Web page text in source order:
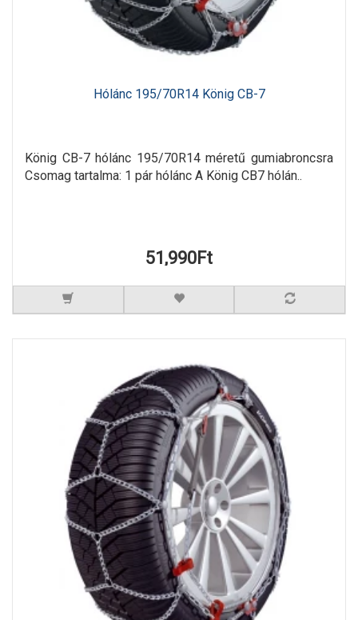
Hólánc 195/70R14 König CB-7
König CB-7 hólánc 195/70R14 méretű gumiabroncsra
Csomag tartalma: 1 pár hólánc A König CB7 hólán..
51,990Ft